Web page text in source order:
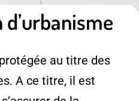
au titre des
A ce titre, il est